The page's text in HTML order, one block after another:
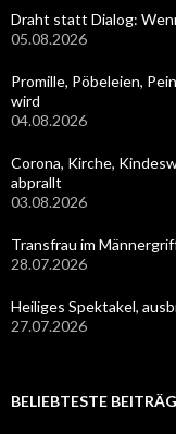
Draht statt Dialog:
05.08.2026
Promille, Pöbeleien,
wird
04.08.2026
Corona, Kirche,
abprallt
03.08.2026
Transfrau im
28.07.2026
Heiliges Spektakel,
27.07.2026
BELIEBTESTE